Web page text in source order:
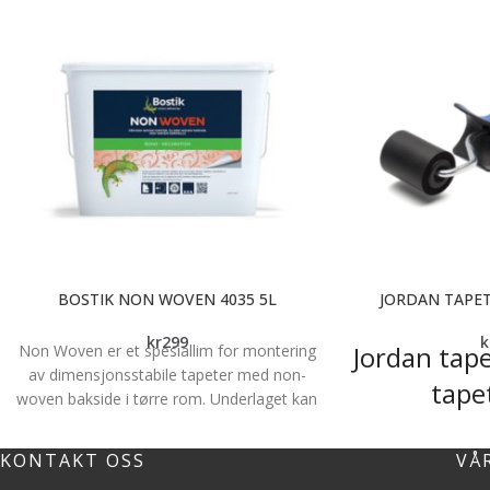
BOSTIK NON WOVEN 4035 5L
kr299
Non Woven er et spesiallim for montering
av dimensjonsstabile tapeter med non-
woven bakside i tørre rom. Underlaget kan
trefiberplater, betong eller puss eller tette
malte underlag. Limet kan påføres på
JORDAN
Jordan
er slettet ut.
KONTAKT OSS